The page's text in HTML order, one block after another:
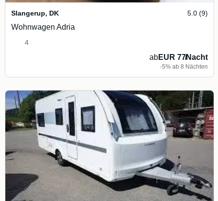
Slangerup, DK 5.0 (9)
Wohnwagen Adria
4
abEUR 77/Nacht
-5% ab 8 Nächten